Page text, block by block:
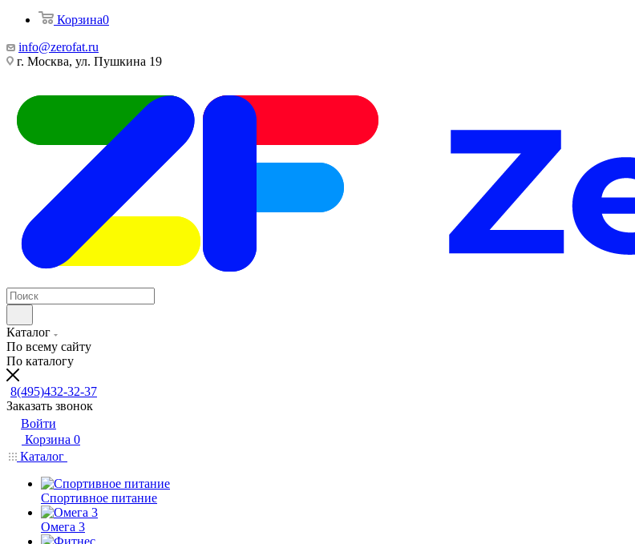
Корзина0
info@zerofat.ru
г. Москва, ул. Пушкина 19
Каталог
По всему сайту
По каталогу
8(495)432-32-37
Заказать звонок
Войти
Корзина 0
Каталог
Спортивное питание
Омега 3